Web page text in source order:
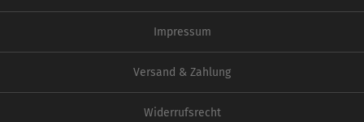
Impressum
Versand & Zahlung
Widerrufsrecht